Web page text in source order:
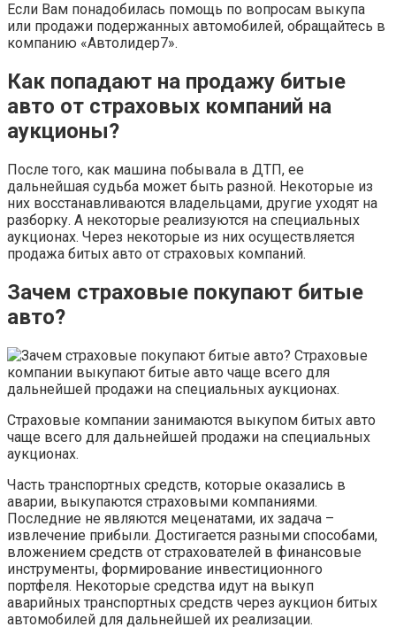
Если Вам понадобилась помощь по вопросам выкупа
или продажи подержанных автомобилей, обращайтесь в
компанию «Автолидер7».
Как попадают на продажу битые
авто от страховых компаний на
аукционы?
После того, как машина побывала в ДТП, ее
дальнейшая судьба может быть разной. Некоторые из
них восстанавливаются владельцами, другие уходят на
разборку. А некоторые реализуются на специальных
аукционах. Через некоторые из них осуществляется
продажа битых авто от страховых компаний.
Зачем страховые покупают битые
авто?
Страховые компании занимаются выкупом битых авто
чаще всего для дальнейшей продажи на специальных
аукционах.
Часть транспортных средств, которые оказались в
аварии, выкупаются страховыми компаниями.
Последние не являются меценатами, их задача –
извлечение прибыли. Достигается разными способами,
вложением средств от страхователей в финансовые
инструменты, формирование инвестиционного
портфеля. Некоторые средства идут на выкуп
аварийных транспортных средств через аукцион битых
автомобилей для дальнейшей их реализации.